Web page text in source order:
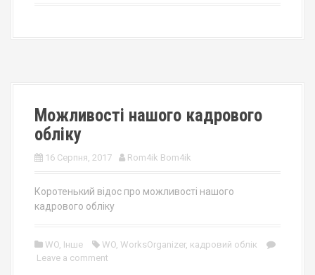
Можливості нашого кадрового
обліку
16 Серпня, 2017 Rom4ik Bom4ik
Коротенький відос про можливості нашого
кадрового обліку
WO, Інше WO, WorksOrganizer, кадровий облік
Leave a comment